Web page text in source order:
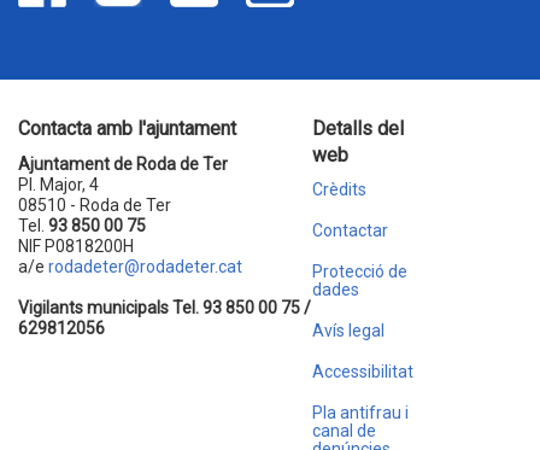
Contacta amb l'ajuntament
Ajuntament de Roda de Ter
Pl. Major, 4
08510 - Roda de Ter
Tel. 93 850 00 75
NIF P0818200H
a/e rodadeter@rodadeter.cat
Vigilants municipals Tel. 93 850 00 75 /
629812056
Detalls del
web
Crèdits
Contactar
Protecció de
dades
Avís legal
Accessibilitat
Pla antifrau i
canal de